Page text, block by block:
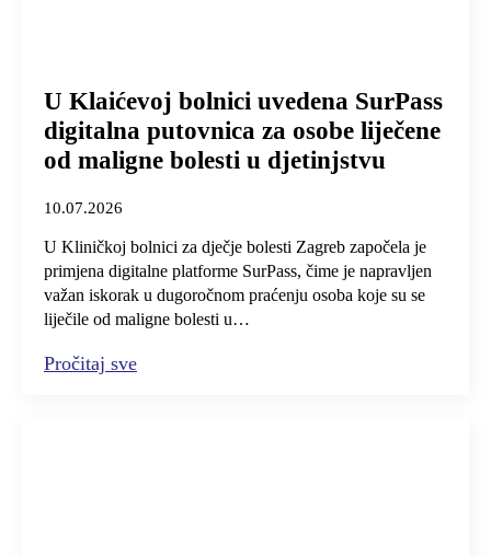
U Klaićevoj bolnici uvedena SurPass
digitalna putovnica za osobe liječene
od maligne bolesti u djetinjstvu
10.07.2026
U Kliničkoj bolnici za dječje bolesti Zagreb započela je
primjena digitalne platforme SurPass, čime je napravljen
važan iskorak u dugoročnom praćenju osoba koje su se
liječile od maligne bolesti u…
Pročitaj sve